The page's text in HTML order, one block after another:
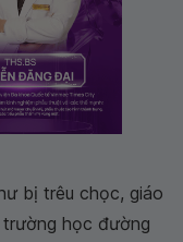
bị trêu chọc, giáo
học đường